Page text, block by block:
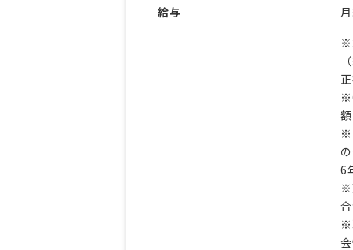
給与
※
※
6
※
※